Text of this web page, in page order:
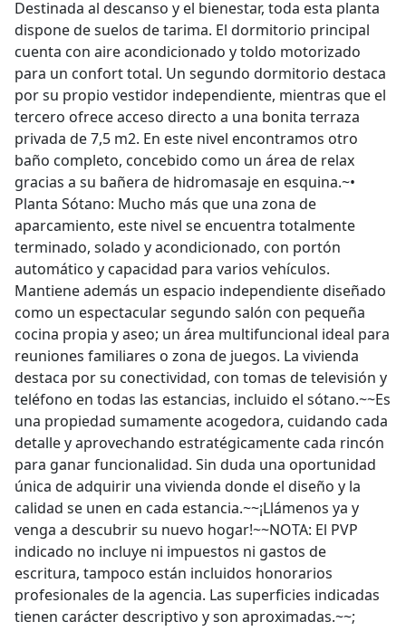
Destinada al descanso y el bienestar, toda esta planta
dispone de suelos de tarima. El dormitorio principal
cuenta con aire acondicionado y toldo motorizado
para un confort total. Un segundo dormitorio destaca
por su propio vestidor independiente, mientras que el
tercero ofrece acceso directo a una bonita terraza
privada de 7,5 m2. En este nivel encontramos otro
baño completo, concebido como un área de relax
gracias a su bañera de hidromasaje en esquina.~•⁠
⁠Planta Sótano: Mucho más que una zona de
aparcamiento, este nivel se encuentra totalmente
terminado, solado y acondicionado, con portón
automático y capacidad para varios vehículos.
Mantiene además un espacio independiente diseñado
como un espectacular segundo salón con pequeña
cocina propia y aseo; un área multifuncional ideal para
reuniones familiares o zona de juegos. La vivienda
destaca por su conectividad, con tomas de televisión y
teléfono en todas las estancias, incluido el sótano.~~Es
una propiedad sumamente acogedora, cuidando cada
detalle y aprovechando estratégicamente cada rincón
para ganar funcionalidad. Sin duda una oportunidad
única de adquirir una vivienda donde el diseño y la
calidad se unen en cada estancia.~~¡Llámenos ya y
venga a descubrir su nuevo hogar!~~NOTA: El PVP
indicado no incluye ni impuestos ni gastos de
escritura, tampoco están incluidos honorarios
profesionales de la agencia. Las superficies indicadas
tienen carácter descriptivo y son aproximadas.~~;